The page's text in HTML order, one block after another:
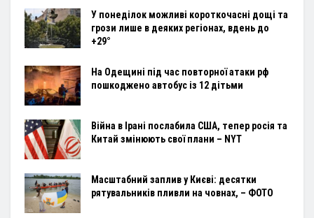
У понеділок можливі короткочасні дощі та
грози лише в деяких регіонах, вдень до
+29°
На Одещині під час повторної атаки рф
пошкоджено автобус із 12 дітьми
Війна в Ірані послабила США, тепер росія та
Китай змінюють свої плани – NYT
Масштабний заплив у Києві: десятки
рятувальників пливли на човнах, – ФОТО